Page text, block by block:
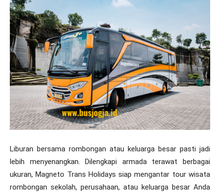
Liburan bersama rombongan atau keluarga besar pasti jadi
lebih menyenangkan. Dilengkapi armada terawat berbagai
ukuran, Magneto Trans Holidays siap mengantar tour wisata
rombongan sekolah, perusahaan, atau keluarga besar Anda